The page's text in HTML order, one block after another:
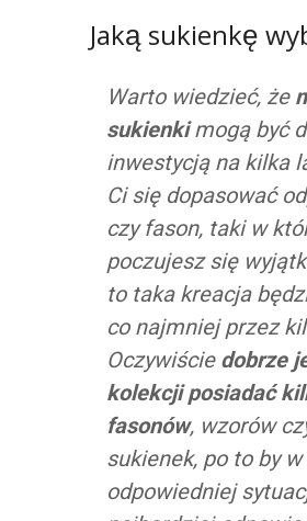
Jaką sukienkę
Warto wiedzieć, że
sukienkimogą być
inwestycją na kilka
Ci się dopasować
czy fason, taki w
poczujesz się
to taka kreacja
co najmniej przez
Oczywiście dobrze
kolekcji posiadać
fasonów, wzorów
sukienek, po to by w
odpowiedniej